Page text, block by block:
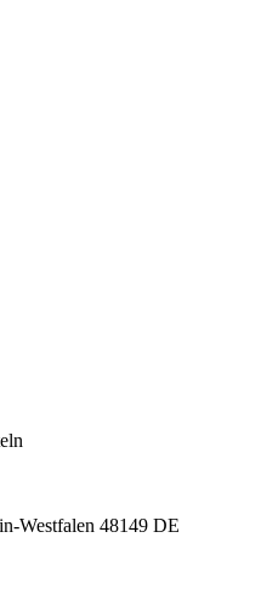
Westfalen 48149 DE